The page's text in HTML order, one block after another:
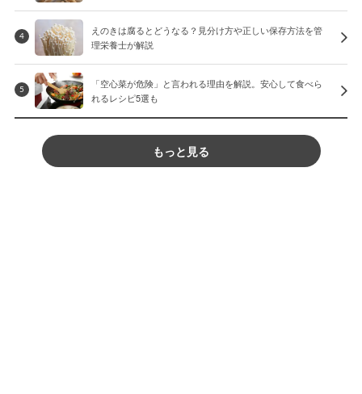
4
えのきは腐るとどうなる？見分け方や正しい保存方法を管
理栄養士が解説
5
「空心菜が危険」と言われる理由を解説。安心して食べら
れるレシピ5選も
もっと見る